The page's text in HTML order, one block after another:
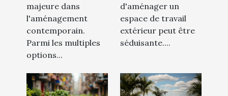
majeure dans
l'aménagement
contemporain.
Parmi les multiples
options...
d'aménager un
espace de travail
extérieur peut être
séduisante....